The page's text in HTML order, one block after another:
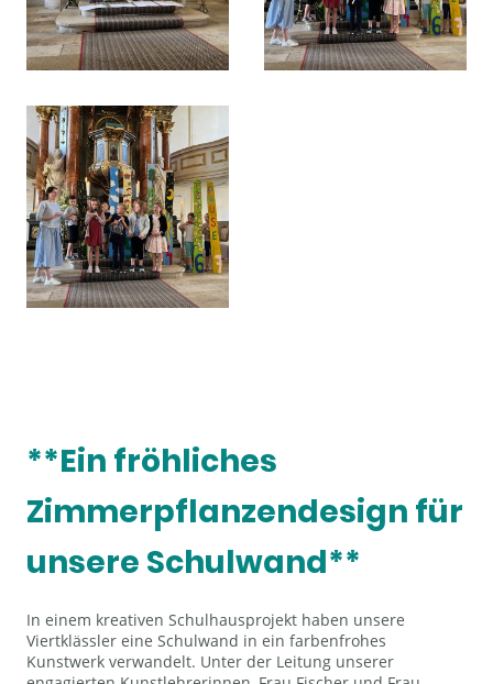
**Ein fröhliches
Zimmerpflanzendesign für
unsere Schulwand**
In einem kreativen Schulhausprojekt haben unsere
Viertklässler eine Schulwand in ein farbenfrohes
Kunstwerk verwandelt. Unter der Leitung unserer